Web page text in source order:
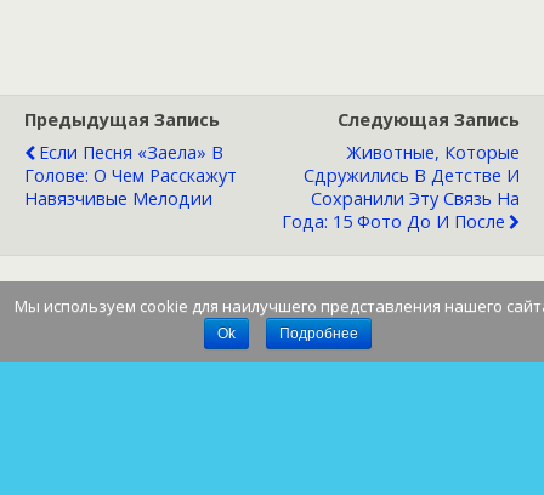
Предыдущая Запись
Если Песня «заела» В
Голове: О Чем Расскажут
Навязчивые Мелодии
Следующая Запись
Животные, Которые
Сдружились В Детстве И
Сохранили Эту Связь На
Года: 15 Фото До И После
Мы используем cookie для наилучшего представления нашего
Ok Подробнее
Наверх